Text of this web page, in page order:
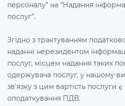
персоналу” на “Надання
послуг”.
Згідно з трактуванням
наданні нерезидентом
послуг, місцем надання таких
одержувача послуг, у нашому
зв'язку з цим вартість послуги
оподаткування ПДВ.